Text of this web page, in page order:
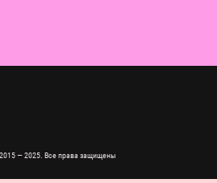
— 2025. Все права защищены